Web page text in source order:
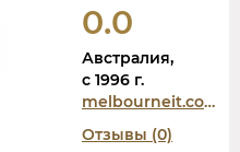
0.0
Австралия,
c 1996 г.
melbourneit.com.au
Отзывы (0)